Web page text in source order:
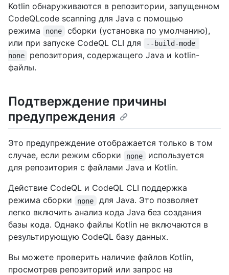
Kotlin обнаруживаются в репозитории, запущенном
CodeQLcode scanning для Java с помощью
режима
none
сборки (установка по умолчанию),
или при запуске CodeQL CLI для
--build-mode
none
репозитория, содержащего Java и kotlin-
файлы.
Подтверждение причины
предупреждения
Это предупреждение отображается только в том
случае, если режим сборки
none
используется
для репозитория с файлами Java и Kotlin.
Действие CodeQL и CodeQL CLI поддержка
режима сборки
none
для Java. Это позволяет
легко включить анализ кода Java без создания
базы кода. Однако файлы Kotlin не включаются в
результирующую CodeQL базу данных.
Вы можете проверить наличие файлов Kotlin,
просмотрев репозиторий или запрос на